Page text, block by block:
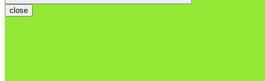
close